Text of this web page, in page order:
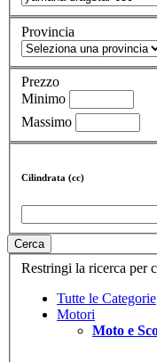
Provincia
Prezzo
Minimo
Massimo
Cilindrata (cc)
Cerca
Restringi la ricerca per
Tutte le Categorie
Motori
Moto e